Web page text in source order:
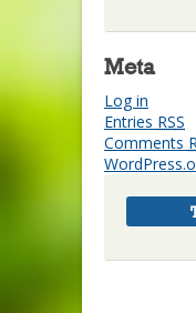
Meta
Log in
Entries RSS
Comments